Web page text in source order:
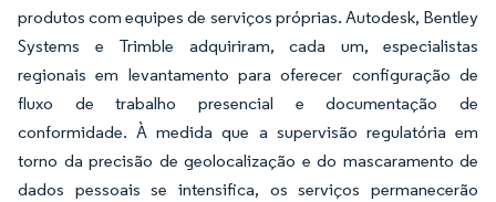
produtos com equipes de serviços próprias. Autodesk, Bentley
Systems e Trimble adquiriram, cada um, especialistas
regionais em levantamento para oferecer configuração de
fluxo de trabalho presencial e documentação de
conformidade. À medida que a supervisão regulatória em
torno da precisão de geolocalização e do mascaramento de
dados pessoais se intensifica, os serviços permanecerão